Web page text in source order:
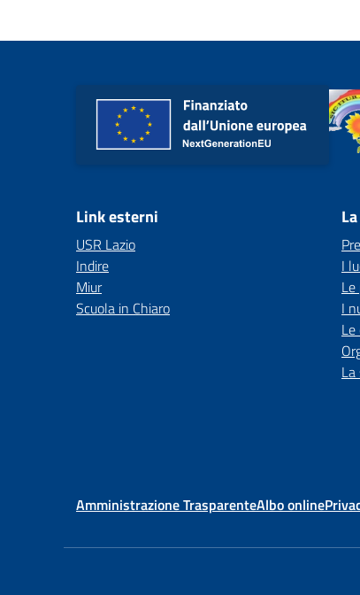
Link esterni
USR Lazio
Indire
Miur
Scuola in Chiaro
I
I
Amministrazione TrasparenteAlbo online